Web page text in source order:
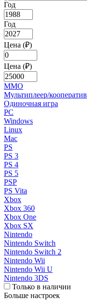
Год
Год
Цена (₽)
Цена (₽)
MMO
Мультиплеер/кооператив
Одиночная игра
PC
Windows
Linux
Mac
PS
PS 3
PS 4
PS 5
PSP
PS Vita
Xbox
Xbox 360
Xbox One
Xbox SX
Nintendo
Nintendo Switch
Nintendo Switch 2
Nintendo Wii
Nintendo Wii U
Nintendo 3DS
Только в наличии
Больше настроек